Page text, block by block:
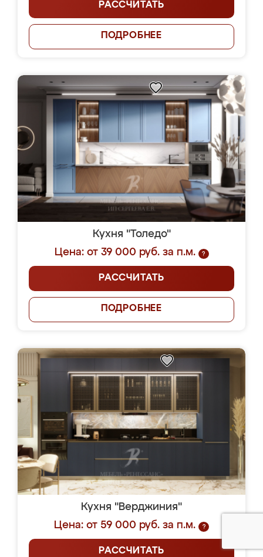
РАССЧИТАТЬ
ПОДРОБНЕЕ
Кухня "Толедо"
Цена: от 39 000 руб. за п.м.
?
РАССЧИТАТЬ
ПОДРОБНЕЕ
Кухня "Верджиния"
Цена: от 59 000 руб. за п.м.
?
РАССЧИТАТЬ